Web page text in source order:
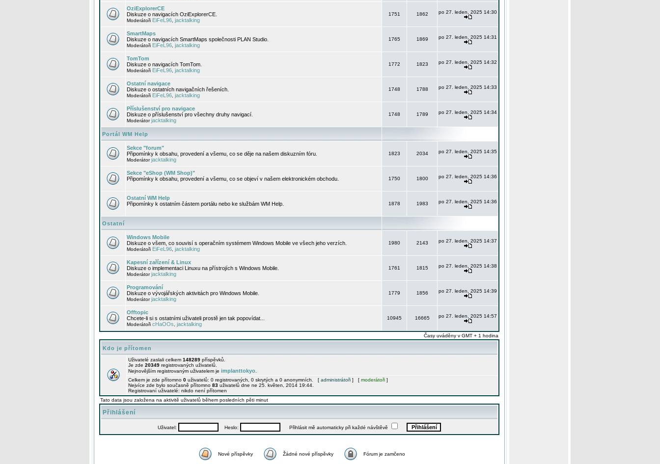
OziExplorerCE
Diskuze o navigacích OziExplorerCE.
Moderátoři EiFeL96 jacktalking
1751 1862 po 27. leden, 2025 14:30
SmartMaps
Diskuze o navigacích SmartMaps společnosti PLAN Studio.
Moderátoři EiFeL96 jacktalking
1765 1869 po 27. leden, 2025 14:31
TomTom
Diskuze o navigacích TomTom.
Moderátoři EiFeL96 jacktalking
1772 1823 po 27. leden, 2025 14:32
Ostatní navigace
Diskuze o ostatních navigačních řešeních.
Moderátoři EiFeL96 jacktalking
1748 1788 po 27. leden, 2025 14:33
Příslušenství pro navigace
Diskuze o příslušenství pro všechny druhy navigací.
Moderátorjacktalking
1748 1789 po 27. leden, 2025 14:34
Portál WM Help
Sekce "forum"
Připomínky k obsahu, provedení a všemu, co se děje na našem diskuzním fóru.
Moderátorjacktalking
1823 2034 po 27. leden, 2025 14:35
Sekce "eShop (WM Shop)"
Připomínky k obsahu, provedení a všemu, co se objeví v našem elektronickém obchodu.
1750 1800 po 27. leden, 2025 14:36
Ostatní WM Help
Připomínky k ostatním částem portálu nebo ke službám WM Help.
1878 1983 po 27. leden, 2025 14:36
Ostatní
Windows Mobile
Diskuze o všem, co souvisí s operačním systémem Windows Mobile ve všech jeho verzích.
Moderátoři EiFeL96 jacktalking
1980 2143 po 27. leden, 2025 14:37
Kapesní zařízení & Linux
Diskuze o implementaci Linuxu na přístrojích s Windows Mobile.
Moderátorjacktalking
1761 1815 po 27. leden, 2025 14:38
Programování
Diskuze o vývojářských aktivitách pro Windows Mobile.
Moderátorjacktalking
1779 1856 po 27. leden, 2025 14:39
Offtopic
Chcete-li si s ostatními uživateli prostě jen tak popovídat...
Moderátoři cHaOOs jacktalking
10945 16665 po 27. leden, 2025 14:57
Časy uváděny v GMT + 1 hodina
Kdo je přítomen
Uživatelé zaslali celkem 148289 příspěvků.
Je zde 20349 registrovaných uživatelů.
Nejnovějším registrovaným uživatelem je implanttokyo
Celkem je zde přítomno 0 uživatelů: 0 registrovaných, 0 skrytých a 0 anonymních. [ administrátoři ] [ moderátoři ]
Nejvíce zde bylo současně přítomno 83 uživatelů dne ne 25. květen, 2014 19:44.
Registrovaní uživatelé: nikdo není přítomen
Tato data jsou založena na aktivitě uživatelů během posledních pěti minut
Přihlášení
Uživatel: Heslo: Přihlásit mě automaticky při každé návštěvě
Nové příspěvky Žádné nové příspěvky Fórum je zamčeno